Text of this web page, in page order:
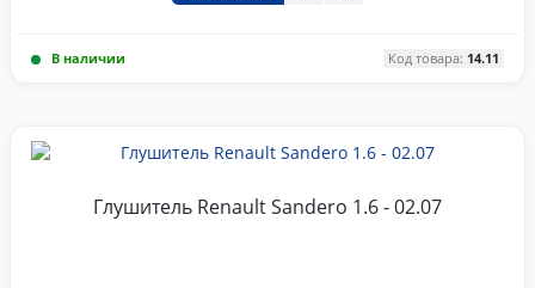
В наличии Код товара: 14.11
Глушитель Renault Sandero 1.6 - 02.07